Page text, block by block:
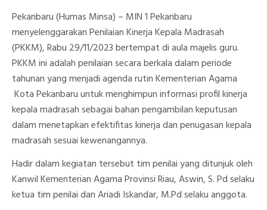
PKKM
Gelar
Visitasi
Penilaian
Kinerja
Kepala
Madrasah
Di
Min
1
Pekanbaru
Pekanbaru (Humas Minsa) – MIN 1 Pekanbaru
menyelenggarakan Penilaian Kinerja Kepala Madrasah
(PKKM), Rabu 29/11/2023 bertempat di aula majelis guru.
PKKM ini adalah penilaian secara berkala dalam periode
tahunan yang menjadi agenda rutin Kementerian Agama
Kota Pekanbaru untuk menghimpun informasi profil kinerja
kepala madrasah sebagai bahan pengambilan keputusan
dalam menetapkan efektifitas kinerja dan penugasan kepala
madrasah sesuai kewenangannya.
Hadir dalam kegiatan tersebut tim penilai yang ditunjuk oleh
Kanwil Kementerian Agama Provinsi Riau, Aswin, S. Pd selaku
ketua tim penilai dan Ariadi Iskandar, M.Pd selaku anggota.